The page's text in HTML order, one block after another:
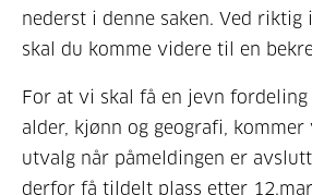
nederst i denne saken. Ved riktig
skal du komme videre til en
For at vi skal få en jevn fordeling
alder, kjønn og geografi,
utvalg når påmeldingen er
derfor få tildelt plass etter